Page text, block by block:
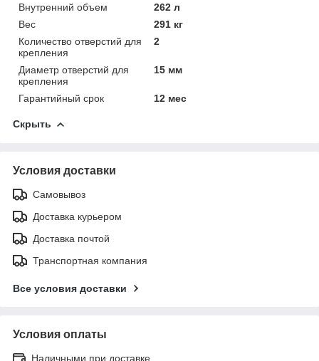
Внутренний объем
262 л
Вес
291 кг
Количество отверстий для
крепления
2
Диаметр отверстий для
крепления
15 мм
Гарантийный срок 12 мес
Скрыть
Условия доставки
Самовывоз
Доставка курьером
Доставка почтой
Транспортная компания
Все условия доставки
Условия оплаты
Наличными при доставке